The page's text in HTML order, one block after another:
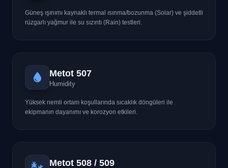
Güneş ışınımı kaynaklı termal ısınma/bozunma (Solar) ve şiddetli
rüzgarlı yağmur ile su sızıntı (Rain) testleri.
Metot 507
Humidity
Yüksek nemli ortam koşullarında sıcaklık döngüleri ile
ekipmanın dayanımı ve korozyon etkileri.
Metot 508 / 509